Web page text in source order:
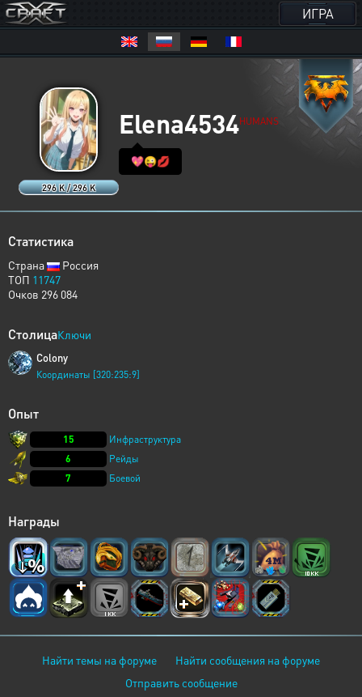
ИГРА
296 K / 296 K
Elena4534HUMANS
💖😜💋
Статистика
Страна
Россия
ТОП 11747
Очков 296 084
СтолицаКлючи
Colony
Координаты [320:235:9]
Опыт
15
Инфраструктура
6
Рейды
7
Боевой
Награды
Найти темы на форуме
Найти сообщения на форуме
Отправить сообщение